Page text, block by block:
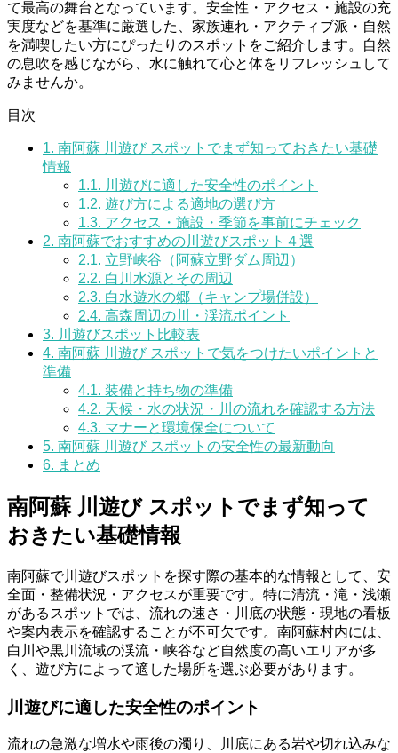
て最高の舞台となっています。安全性・アクセス・施設の充
実度などを基準に厳選した、家族連れ・アクティブ派・自然
を満喫したい方にぴったりのスポットをご紹介します。自然
の息吹を感じながら、水に触れて心と体をリフレッシュして
みませんか。
目次
1. 南阿蘇 川遊び スポットでまず知っておきたい基礎
情報
1.1. 川遊びに適した安全性のポイント
1.2. 遊び方による適地の選び方
1.3. アクセス・施設・季節を事前にチェック
2. 南阿蘇でおすすめの川遊びスポット４選
2.1. 立野峡谷（阿蘇立野ダム周辺）
2.2. 白川水源とその周辺
2.3. 白水遊水の郷（キャンプ場併設）
2.4. 高森周辺の川・渓流ポイント
3. 川遊びスポット比較表
4. 南阿蘇 川遊び スポットで気をつけたいポイントと
準備
4.1. 装備と持ち物の準備
4.2. 天候・水の状況・川の流れを確認する方法
4.3. マナーと環境保全について
5. 南阿蘇 川遊び スポットの安全性の最新動向
6. まとめ
南阿蘇 川遊び スポットでまず知って
おきたい基礎情報
南阿蘇で川遊びスポットを探す際の基本的な情報として、安
全面・整備状況・アクセスが重要です。特に清流・滝・浅瀬
があるスポットでは、流れの速さ・川底の状態・現地の看板
や案内表示を確認することが不可欠です。南阿蘇村内には、
白川や黒川流域の渓流・峡谷など自然度の高いエリアが多
く、遊び方によって適した場所を選ぶ必要があります。
川遊びに適した安全性のポイント
流れの急激な増水や雨後の濁り、川底にある岩や切れ込みな